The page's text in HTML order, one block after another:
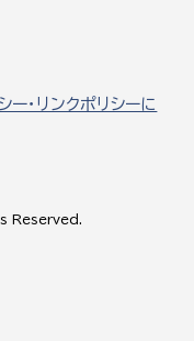
ー・リンクポリシーに
Reserved.